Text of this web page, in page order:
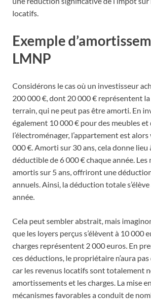
locatifs.
Exemple
LMNP
Considérons le cas où un investisseur
200 000 €, dont 20 000 € représentent
terrain, qui ne peut pas être amorti. En
également 10 000 € pour des meubles et
l’électroménager, l’appartement est
000 €. Amorti sur 30 ans, cela donne lieu
déductible de 6 000 € chaque année. Les
amortis sur 5 ans, offriront une
annuels. Ainsi, la déduction totale
année.
Cela peut sembler abstrait, mais
que les loyers perçus s’élèvent à 10 000
charges représentent 2 000 euros. En
ces déductions, le propriétaire n’aura pas
car les revenus locatifs sont totalement
amortissements et les charges. La mise
mécanismes favorables a conduit de